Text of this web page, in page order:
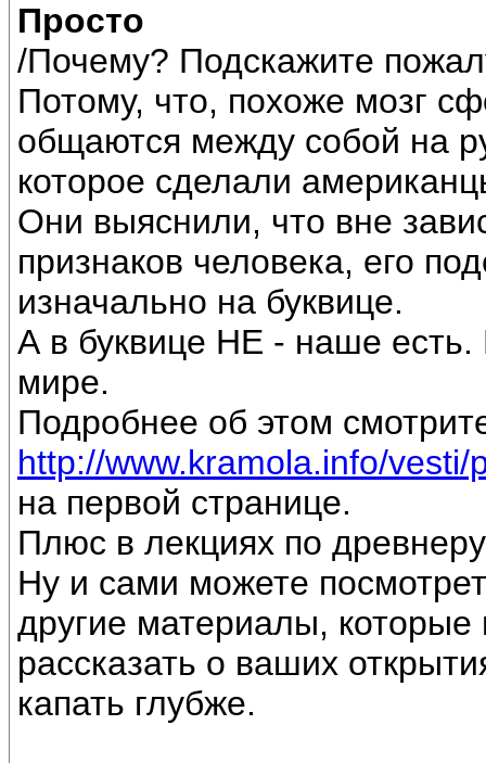
Просто
/Почему? Подскажите
Потому, что, похоже мозг
общаются между собой на
которое сделали
Они выяснили, что вне
признаков человека, его
изначально на буквице.
А в буквице НЕ - наше
мире.
Подробнее об этом
http://www.kramola.info/
на первой странице.
Плюс в лекциях по
Ну и сами можете
другие материалы,
рассказать о ваших
капать глубже.